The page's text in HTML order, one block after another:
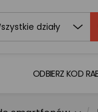
działy
ODBIERZ KOD